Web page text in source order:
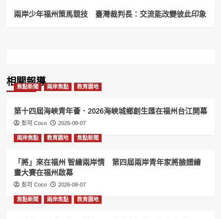
現
懷
弱
兩岸少年福州策馬競技 臺灣裁判長：交流能改變彼此印象
相關報導
焦點新聞 兩岸焦點 教育園地
第十四屆海峽青年薈．2026海峽城鄉創生匯在福州台江開幕
彭可 Coco 2026-08-07
兩岸焦點 教育園地 焦點新聞
「將」來在福州 智繪兩岸情 第四屆兩岸青年家將臉譜繪
畫大賽在福州啟幕
彭可 Coco 2026-08-07
焦點新聞 兩岸焦點 教育園地